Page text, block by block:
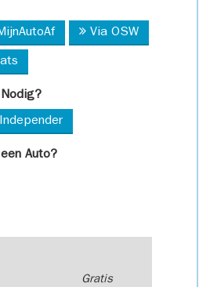
Gratis
Via OSW
Auto?